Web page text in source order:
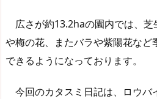
広さが約13.2haの園内では、芝
や梅の花、またバラや紫陽花など
できるようになっております。
今回のカタスミ日記は、ロウバ